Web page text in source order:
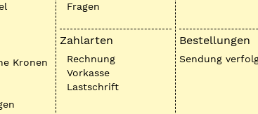
Kronen
Fragen
Zahlarten
Rechnung
Vorkasse
Lastschrift
Bestellungen
Sendung